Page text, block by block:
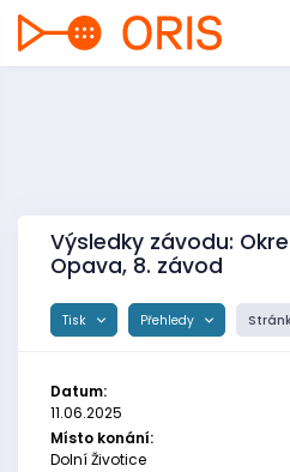
Výsledky závodu:
Opava, 8. závod
Tisk Přehledy
Datum:
11.06.2025
Místo konání:
Dolní Životice